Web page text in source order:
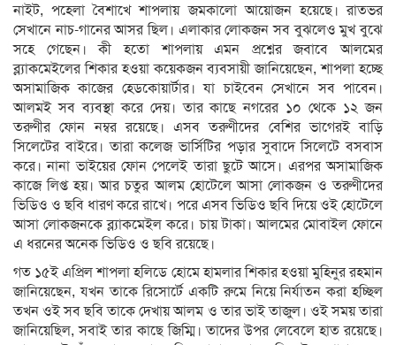
নাইট, পহেলা বৈশাখে শাপলায় জমকালো আয়োজন হয়েছে। রাতভর
সেখানে নাচ-গানের আসর ছিল। এলাকার লোকজন সব বুঝলেও মুখ বুঝে
সহে গেছেন। কী হতো শাপলায় এমন প্রশ্নের জবাবে আলমের
ব্ল্যাকমেইলের শিকার হওয়া কয়েকজন ব্যবসায়ী জানিয়েছেন, শাপলা হচ্ছে
অসামাজিক কাজের হেডকোয়ার্টার। যা চাইবেন সেখানে সব পাবেন।
আলমই সব ব্যবস্থা করে দেয়। তার কাছে নগরের ১০ থেকে ১২ জন
তরুণীর ফোন নম্বর রয়েছে। এসব তরুণীদের বেশির ভাগেরই বাড়ি
সিলেটের বাইরে। তারা কলেজ ভার্সিটির পড়ার সুবাদে সিলেটে বসবাস
করে। নানা ভাইয়ের ফোন পেলেই তারা ছুটে আসে। এরপর অসামাজিক
কাজে লিপ্ত হয়। আর চতুর আলম হোটেলে আসা লোকজন ও তরুণীদের
ভিডিও ও ছবি ধারণ করে রাখে। পরে এসব ভিডিও ছবি দিয়ে ওই হোটেলে
আসা লোকজনকে ব্ল্যাকমেইল করে। চায় টাকা। আলমের মোবাইল ফোনে
এ ধরনের অনেক ভিডিও ও ছবি রয়েছে।
গত ১৫ই এপ্রিল শাপলা হলিডে হোমে হামলার শিকার হওয়া মুহিনুর রহমান
জানিয়েছেন, যখন তাকে রিসোর্টে একটি রুমে নিয়ে নির্যাতন করা হচ্ছিল
তখন ওই সব ছবি তাকে দেখায় আলম ও তার ভাই তাজুল। ওই সময় তারা
জানিয়েছিল, সবাই তার কাছে জিম্মি। তাদের উপর লেবেলে হাত রয়েছে।